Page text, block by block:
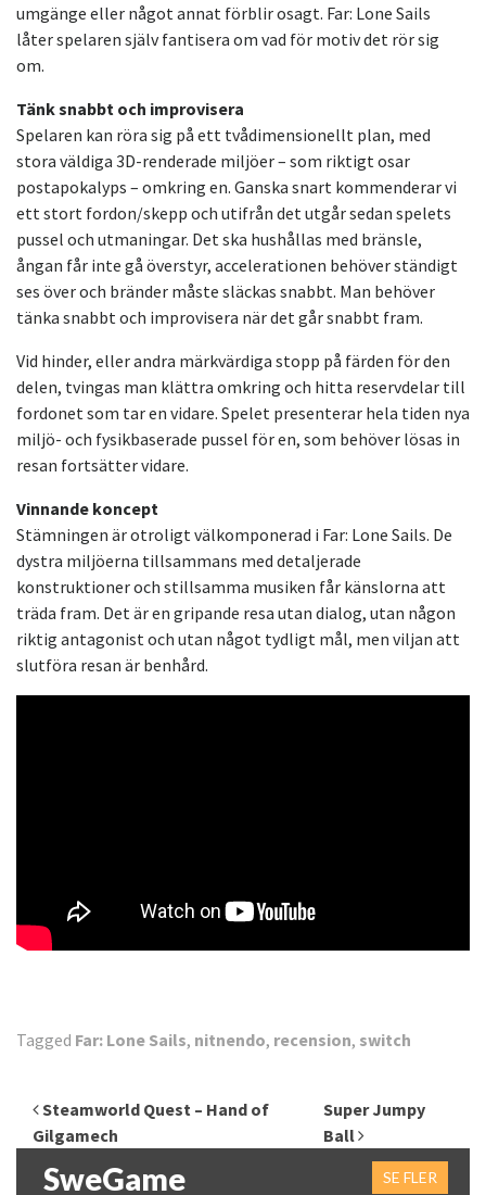
umgänge eller något annat förblir osagt. Far: Lone Sails
låter spelaren själv fantisera om vad för motiv det rör sig
om.
Tänk snabbt och improvisera
Spelaren kan röra sig på ett tvådimensionellt plan, med
stora väldiga 3D-renderade miljöer – som riktigt osar
postapokalyps – omkring en. Ganska snart kommenderar vi
ett stort fordon/skepp och utifrån det utgår sedan spelets
pussel och utmaningar. Det ska hushållas med bränsle,
ångan får inte gå överstyr, accelerationen behöver ständigt
ses över och bränder måste släckas snabbt. Man behöver
tänka snabbt och improvisera när det går snabbt fram.
Vid hinder, eller andra märkvärdiga stopp på färden för den
delen, tvingas man klättra omkring och hitta reservdelar till
fordonet som tar en vidare. Spelet presenterar hela tiden nya
miljö- och fysikbaserade pussel för en, som behöver lösas in
resan fortsätter vidare.
Vinnande koncept
Stämningen är otroligt välkomponerad i Far: Lone Sails. De
dystra miljöerna tillsammans med detaljerade
konstruktioner och stillsamma musiken får känslorna att
träda fram. Det är en gripande resa utan dialog, utan någon
riktig antagonist och utan något tydligt mål, men viljan att
slutföra resan är benhård.
Tagged Far: Lone Sails, nitnendo, recension, switch
Inläggsnavigering
Steamworld Quest – Hand of
Gilgamech
Super Jumpy
Ball
SweGame SE FLER